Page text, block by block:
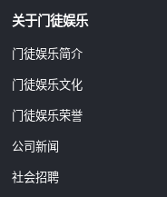
关于门徒娱乐
门徒娱乐简介
门徒娱乐文化
门徒娱乐荣誉
公司新闻
社会招聘